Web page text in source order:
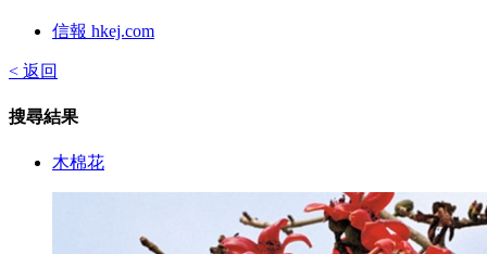
信報 hkej.com
< 返回
搜尋結果
木棉花